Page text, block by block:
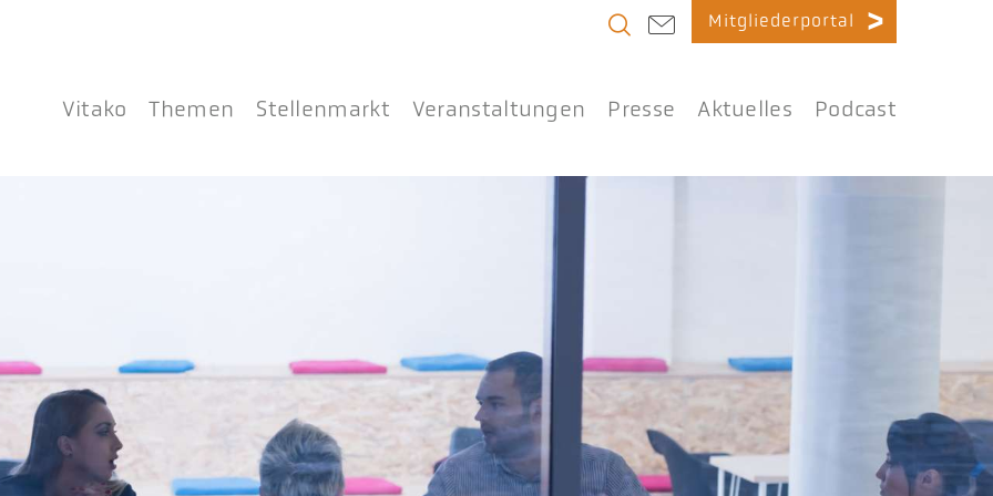
Mitgliederportal
Vitako Themen Stellenmarkt Veranstaltungen Presse Aktuelles Podcast